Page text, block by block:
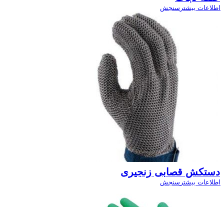
اطلاعات بیشتر سنجش
دستکش قصابی زنجیری
اطلاعات بیشتر سنجش